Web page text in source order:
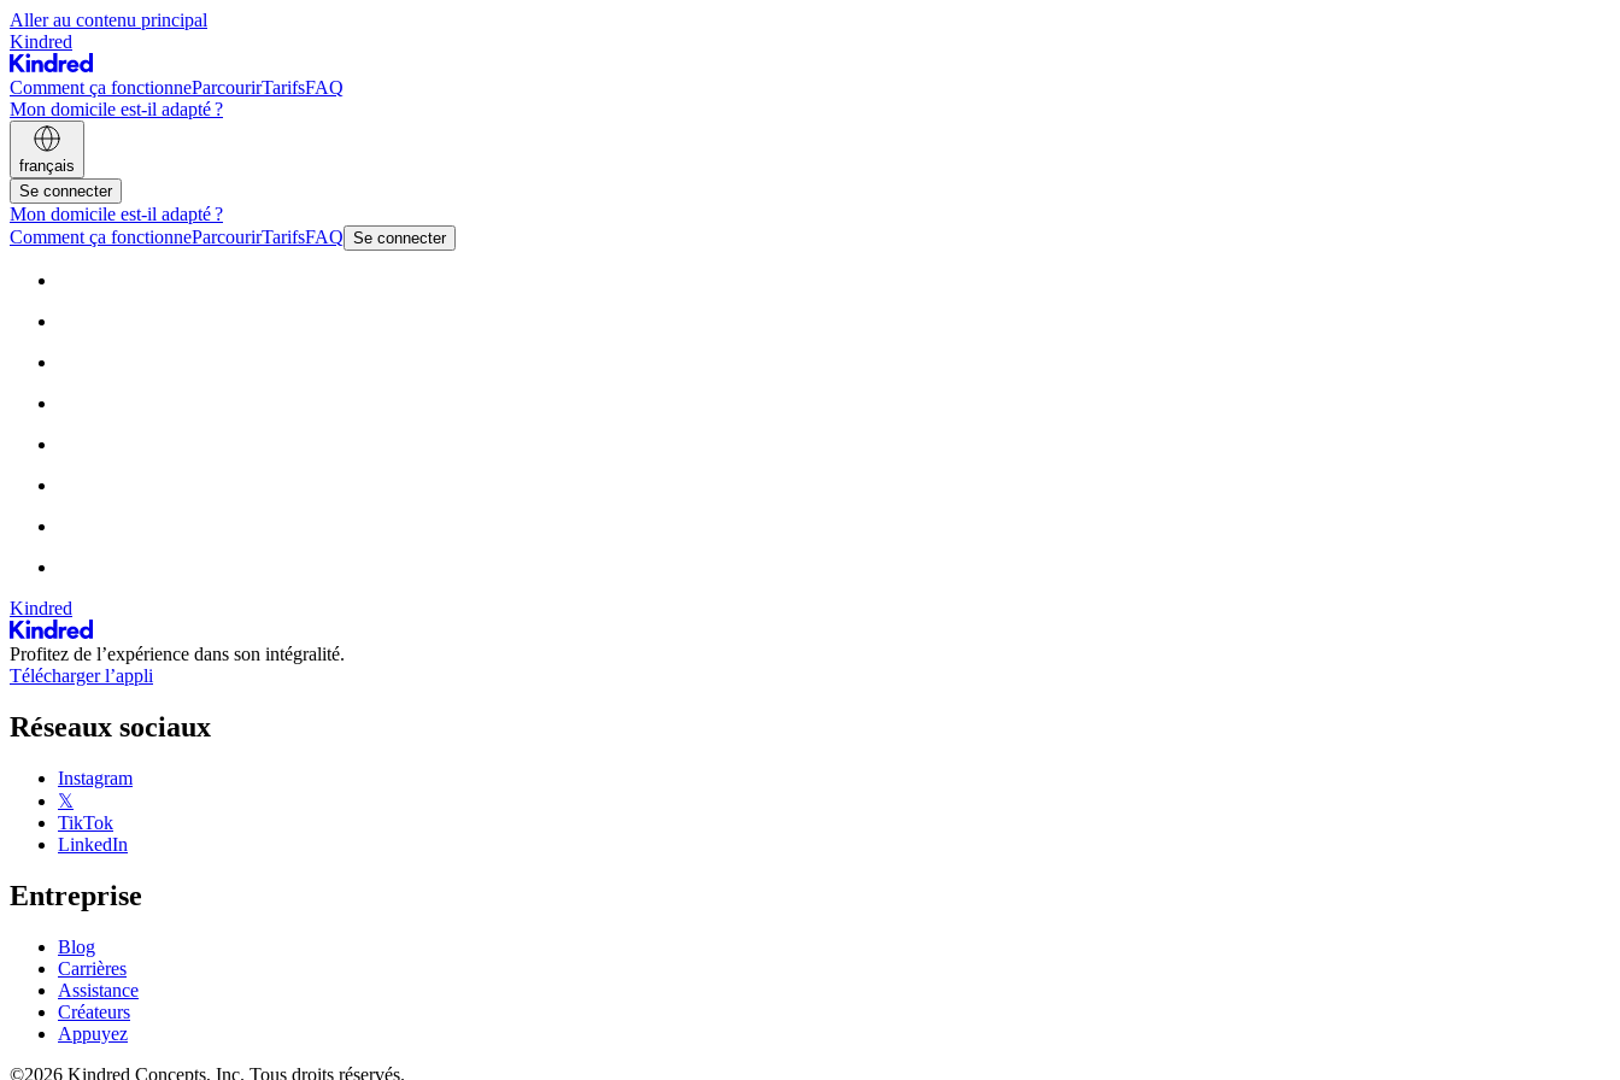
Aller au contenu principal
Kindred
Comment ça fonctionneParcourirTarifsFAQ
Mon domicile est-il adapté ?
français
Se connecter
Mon domicile est-il adapté ?
Comment ça fonctionneParcourirTarifsFAQ Se connecter
Kindred
Profitez de l’expérience dans son intégralité.
Télécharger l’appli
Réseaux sociaux
Instagram
𝕏
TikTok
LinkedIn
Entreprise
Blog
Carrières
Assistance
Créateurs
Appuyez
©2026 Kindred Concepts, Inc. Tous droits réservés.